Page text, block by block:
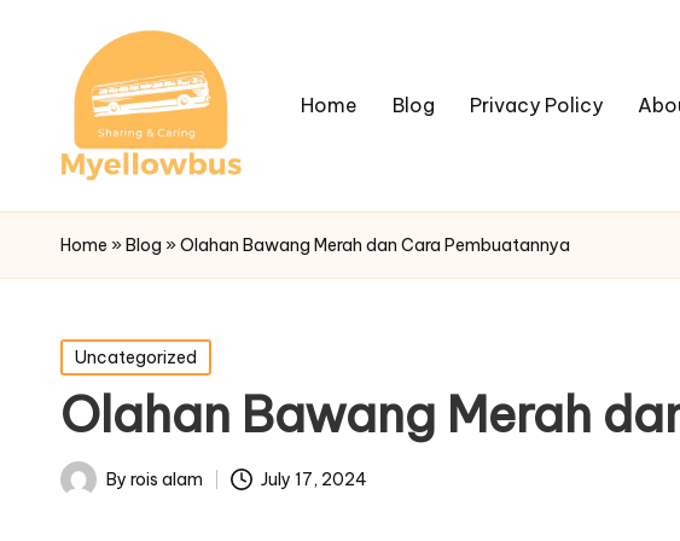
Home Blog Privacy Policy
Home »Blog »Olahan Bawang Merah dan Cara Pembuatannya
Posted
in
Uncategorized
Olahan Bawang Merah
PostedBy rois alam July 17, 2024